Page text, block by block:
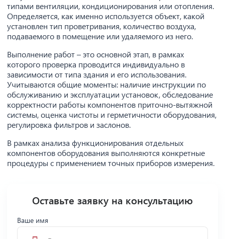
типами вентиляции, кондиционирования или отопления.
Определяется, как именно используется объект, какой
установлен тип проветривания, количество воздуха,
подаваемого в помещение или удаляемого из него.
Выполнение работ – это основной этап, в рамках
которого проверка проводится индивидуально в
зависимости от типа здания и его использования.
Учитываются общие моменты: наличие инструкции по
обслуживанию и эксплуатации установок, обследование
корректности работы компонентов приточно-вытяжной
системы, оценка чистоты и герметичности оборудования,
регулировка фильтров и заслонов.
В рамках анализа функционирования отдельных
компонентов оборудования выполняются конкретные
процедуры с применением точных приборов измерения.
Оставьте заявку на консультацию
Ваше имя